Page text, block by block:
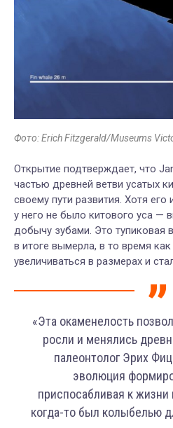
Фото: Erich Fitzgerald/Museums
Открытие подтверждает, что
частью древней ветви усатых
своему пути развития. Хотя
у него не было китового уса —
добычу зубами. Это тупиковая
в итоге вымерла, в то время
увеличиваться в размерах и
«Эта окаменелость
росли и менялись
палеонтолог Эрих
эволюция
приспосабливая к жизни
когда-то был колыбелью